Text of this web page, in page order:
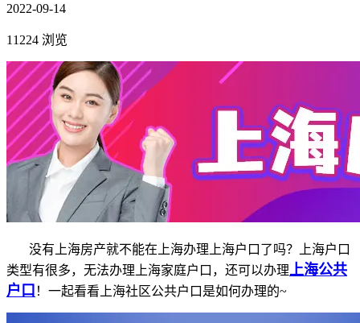
2022-09-14
11224 浏览
没有上海房产就不能在上海办理上海户口了吗？上海户口
类型有很多，无法办理上海家庭户口，还可以办理 上海公共
户口 ！一起看看上海社区公共户口是如何办理的~